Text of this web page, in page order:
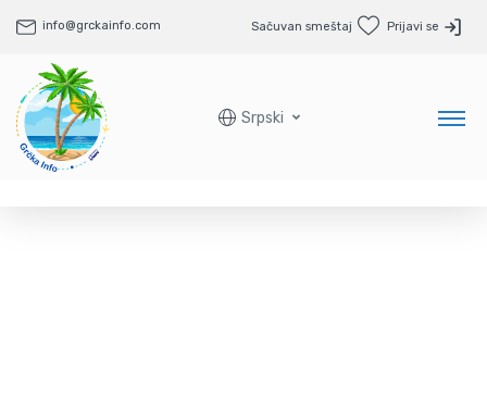
info@grckainfo.com Sačuvan smeštaj Prijavi se
Srpski